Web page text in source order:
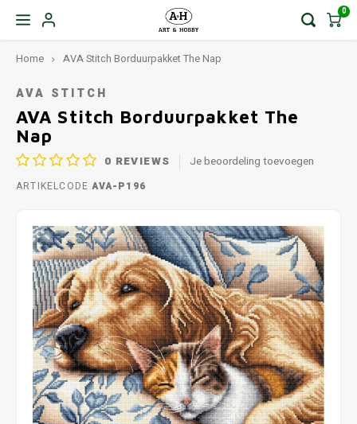
0
Home AVA Stitch Borduurpakket The Nap
AVA STITCH
AVA Stitch Borduurpakket The
Nap
0 REVIEWS Je beoordeling toevoegen
ARTIKELCODE AVA-P196